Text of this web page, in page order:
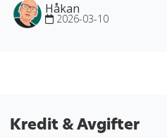
Håkan
2026-03-10
Kredit & Avgifter